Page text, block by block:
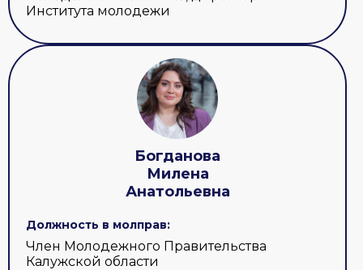
Института молодежи
Богданова
Милена
Анатольевна
Должность в молправ:
Член Молодежного Правительства
Калужской области